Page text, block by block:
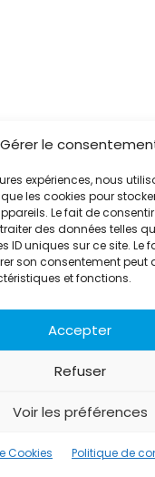
Gérer le
expériences, nous
les cookies pour
Le fait de
des données telles
ID uniques sur ce site. Le
son consentement peut
et fonctions.
Accepter
Refuser
Voir les préférences
Cookies Politique de
est une agence de
à Grenoble. Depuis
de visibilité en France
un réseau d’agences
International
Politique de